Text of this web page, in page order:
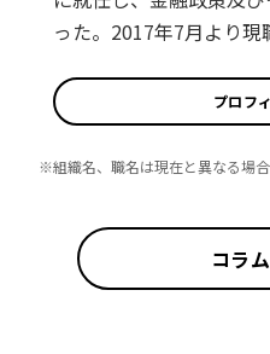
った。2017年7月より現
プロフ
※組織名、職名は現在と異なる場合
コラ